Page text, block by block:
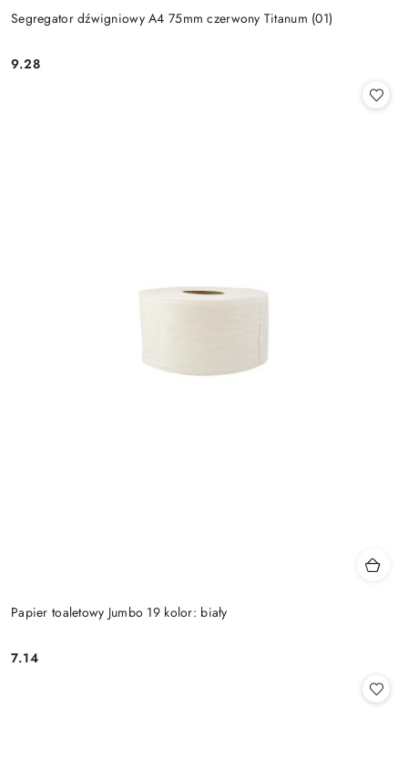
Segregator dźwigniowy A4 75mm czerwony Titanum (01)
Cena:
9.28
Papier toaletowy Jumbo 19 kolor: biały
Cena:
7.14